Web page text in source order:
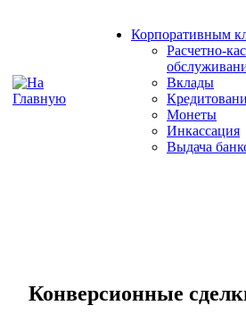
Корпоративным
Расчетно-
Вклады
Монеты
Инкассация
Выдача
Конверсионные